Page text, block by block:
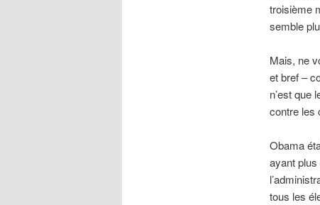
troisième
semble
Mais, ne
et bref –
n’est que
contre les
Obama
ayant
tous les